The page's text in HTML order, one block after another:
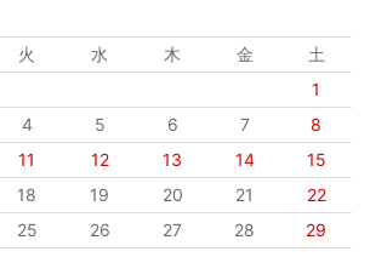
火 水 木 金
土
1
4 5 6 7
8
11 12 13 14
15
18 19 20 21
22
25 26 27 28
29